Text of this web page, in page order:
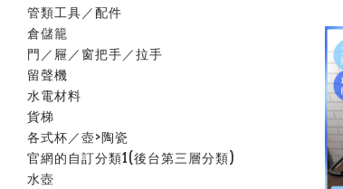
管類工具／配件
倉儲籠
門／屜／窗把手／拉手
留聲機
水電材料
貨梯
各式杯／壺>陶瓷
官網的自訂分類1(後台第三層分類)
水壺